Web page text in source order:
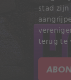
stad
terug te